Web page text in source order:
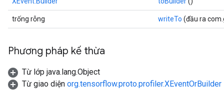
trống rỗng writeTo (đầu ra
Phương pháp kế thừa
Từ lớp java.lang.Object
Từ giao diện org.tensorflow.proto.profiler.XEventOrBuilder